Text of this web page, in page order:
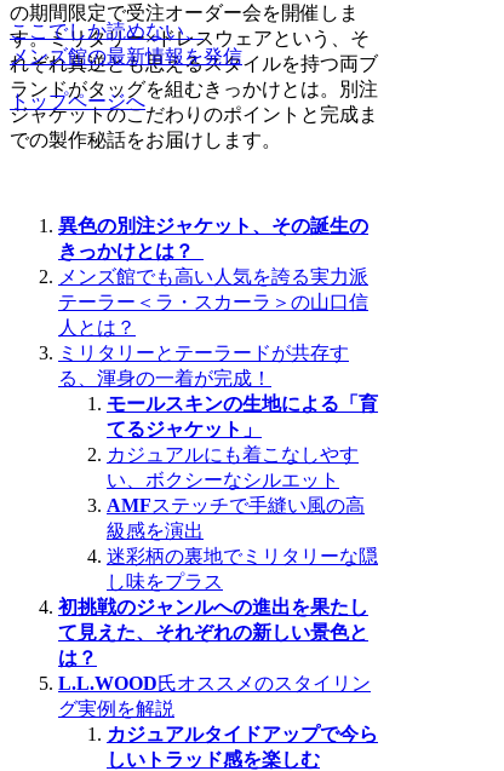
の期間限定で受注オーダー会を開催しま
す。ミリタリー×ドレスウェアという、そ
れぞれ真逆とも思えるスタイルを持つ両ブ
ランドがタッグを組むきっかけとは。別注
ジャケットのこだわりのポイントと完成ま
での製作秘話をお届けします。
異色の別注ジャケット、その誕生の
きっかけとは？
メンズ館でも高い人気を誇る実力派
テーラー＜ラ・スカーラ＞の山口信
人とは？
ミリタリーとテーラードが共存す
る、渾身の一着が完成！
モールスキンの生地による「育
てるジャケット」
カジュアルにも着こなしやす
い、ボクシーなシルエット
AMFステッチで手縫い風の高
級感を演出
迷彩柄の裏地でミリタリーな隠
し味をプラス
初挑戦のジャンルへの進出を果たし
て見えた、それぞれの新しい景色と
は？
L.L.WOOD氏オススメのスタイリン
グ実例を解説
カジュアルタイドアップで今ら
しいトラッド感を楽しむ
ここでしか読めない、
メンズ館の最新情報を発信
トップページへ